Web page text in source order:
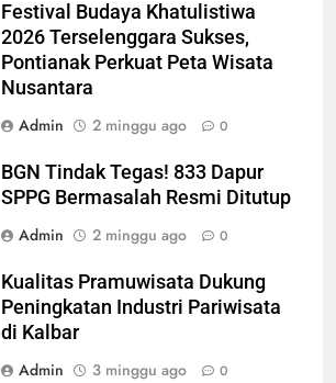
Festival Budaya Khatulistiwa
2026 Terselenggara Sukses,
Pontianak Perkuat Peta Wisata
Nusantara
Admin
2 minggu ago 0
BGN Tindak Tegas! 833 Dapur
SPPG Bermasalah Resmi Ditutup
Admin
2 minggu ago 0
Kualitas Pramuwisata Dukung
Peningkatan Industri Pariwisata
di Kalbar
Admin
3 minggu ago 0